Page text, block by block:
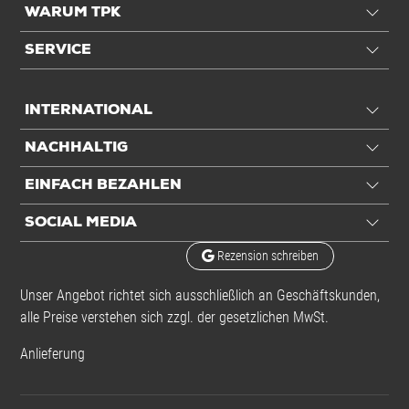
WARUM TPK
SERVICE
INTERNATIONAL
NACHHALTIG
EINFACH BEZAHLEN
SOCIAL MEDIA
Rezension schreiben
Unser Angebot richtet sich ausschließlich an Geschäftskunden,
alle Preise verstehen sich zzgl. der gesetzlichen MwSt.
Anlieferung